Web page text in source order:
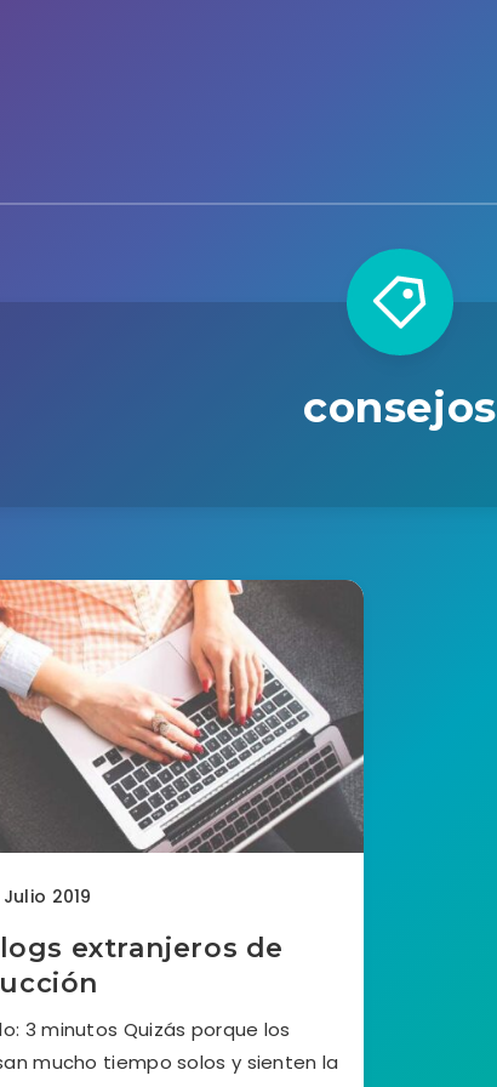
consejos
2019
extranjeros de
3 minutos Quizás porque los
mucho tiempo solos y sienten la